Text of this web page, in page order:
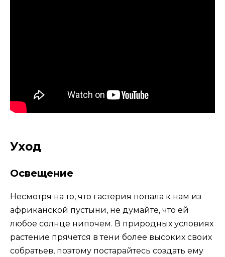
Уход
Освещение
Несмотря на то, что гастерия попала к нам из
африканской пустыни, не думайте, что ей
любое солнце нипочем. В природных условиях
растение прячется в тени более высоких своих
собратьев, поэтому постарайтесь создать ему